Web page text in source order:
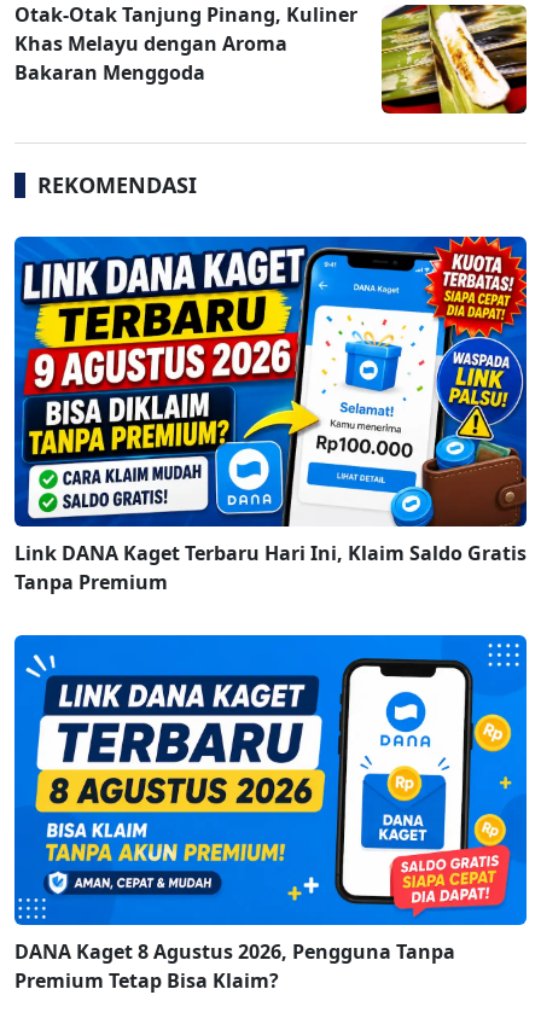
Otak-Otak Tanjung Pinang, Kuliner
Khas Melayu dengan Aroma
Bakaran Menggoda
REKOMENDASI
Link DANA Kaget Terbaru Hari Ini, Klaim Saldo Gratis
Tanpa Premium
DANA Kaget 8 Agustus 2026, Pengguna Tanpa
Premium Tetap Bisa Klaim?